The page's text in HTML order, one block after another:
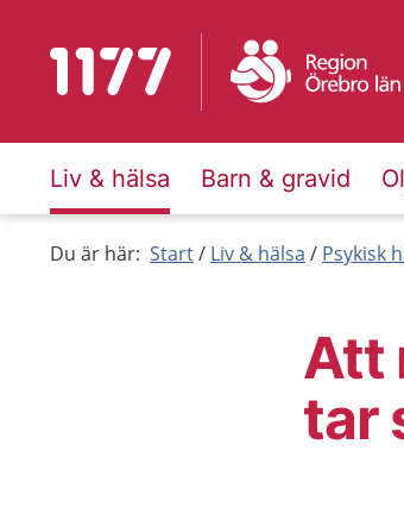
Till startsidan för 1177
Liv & hälsa Barn & gravid
Du är här: Start Liv & hälsa Psykisk
Att
tar